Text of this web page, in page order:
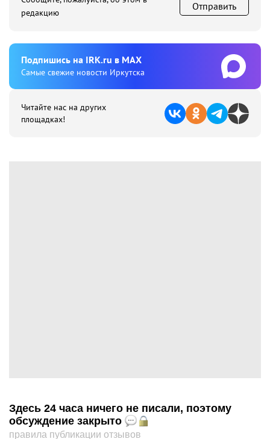
редакцию
Отправить
Подпишиcь на IRK.ru в MAX
Cамые свежие новости Иркутска
Читайте нас на других
площадках!
Здесь 24 часа ничего не писали, поэтому
обсуждение закрыто
правила публикации отзывов